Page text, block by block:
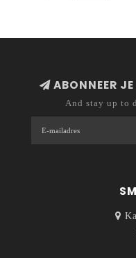
ABONNEER
And stay up to